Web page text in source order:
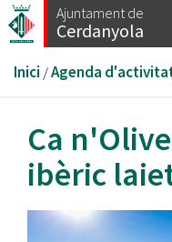
Vés
al
Ajuntament de
Cerdanyola
Esteu
aquí
Inici /Agenda
Ca
ibèric